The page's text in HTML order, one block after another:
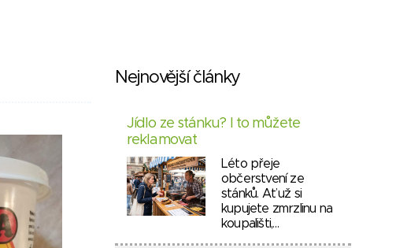
Nejnovější články
Jídlo ze stánku? I to můžete
reklamovat
Léto přeje
občerstvení ze
stánků. Ať už si
kupujete zmrzlinu na
koupališti,…